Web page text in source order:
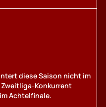
diese Saison nicht im
Zweitliga-Konkurrent
Achtelfinale.